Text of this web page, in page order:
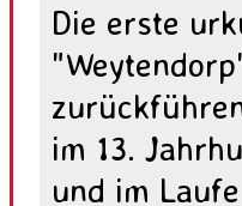
Die erste
im 13.
und im